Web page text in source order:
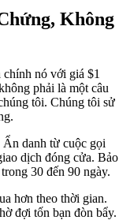
Không
nó với giá $1
phải là một câu
tôi. Chúng tôi sử
Ẩn danh từ cuộc gọi
dịch đóng cửa. Bảo
30 đến 90 ngày.
hơn theo thời gian.
đợi tốn bạn đòn bẩy.